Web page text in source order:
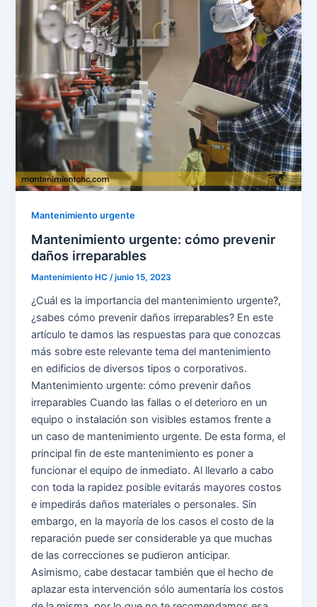
Mantenimiento urgente
Mantenimiento urgente: cómo prevenir
daños irreparables
Mantenimiento HC/junio 15, 2023
¿Cuál es la importancia del mantenimiento urgente?,
¿sabes cómo prevenir daños irreparables? En este
artículo te damos las respuestas para que conozcas
más sobre este relevante tema del mantenimiento
en edificios de diversos tipos o corporativos.
Mantenimiento urgente: cómo prevenir daños
irreparables Cuando las fallas o el deterioro en un
equipo o instalación son visibles estamos frente a
un caso de mantenimiento urgente. De esta forma, el
principal fin de este mantenimiento es poner a
funcionar el equipo de inmediato. Al llevarlo a cabo
con toda la rapidez posible evitarás mayores costos
e impedirás daños materiales o personales. Sin
embargo, en la mayoría de los casos el costo de la
reparación puede ser considerable ya que muchas
de las correcciones se pudieron anticipar.
Asimismo, cabe destacar también que el hecho de
aplazar esta intervención sólo aumentaría los costos